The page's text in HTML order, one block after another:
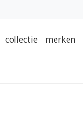
collectie merken